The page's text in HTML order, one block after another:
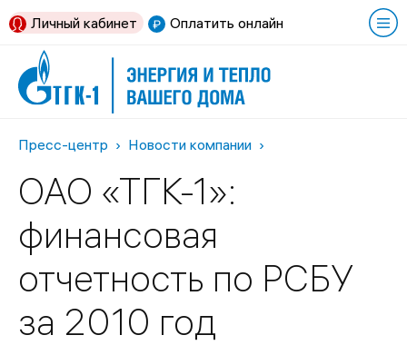
Оплатить онлайн
Личный кабинет
Пресс-центр Новости компании
ОАО «ТГК-1»:
финансовая
отчетность по РСБУ
за 2010 год